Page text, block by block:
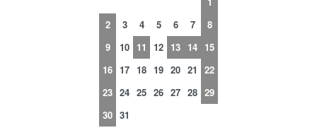
2
3 4 5 6 7
8
9
10 11 12 13 14 15
16 17 18 19 20 21
22
23 24 25 26 27 28 29
30 31